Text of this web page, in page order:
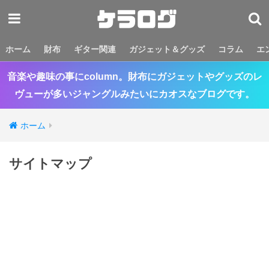
ホーム 財布 ギター関連 ガジェット＆グッズ コラム エ
音楽や趣味の事にcolumn。財布にガジェットやグッズのレ
ヴューが多いジャングルみたいにカオスなブログです。
ホーム
サイトマップ